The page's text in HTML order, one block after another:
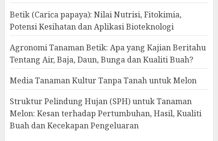
Betik (Carica papaya): Nilai Nutrisi, Fitokimia,
Potensi Kesihatan dan Aplikasi Bioteknologi
Agronomi Tanaman Betik: Apa yang Kajian Beritahu
Tentang Air, Baja, Daun, Bunga dan Kualiti Buah?
Media Tanaman Kultur Tanpa Tanah untuk Melon
Struktur Pelindung Hujan (SPH) untuk Tanaman
Melon: Kesan terhadap Pertumbuhan, Hasil, Kualiti
Buah dan Kecekapan Pengeluaran